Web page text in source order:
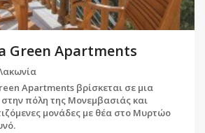
Green Apartments
Apartments βρίσκεται σε μια
πόλη της Μονεμβασιάς και
μονάδες με θέα στο Μυρτώο